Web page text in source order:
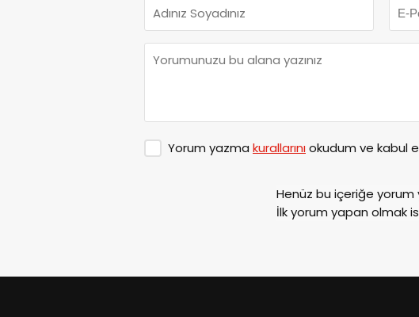
Yorum yazma kurallarınıokudum ve kabul
Henüz bu içeriğe yorum
İlk yorum yapan olmak